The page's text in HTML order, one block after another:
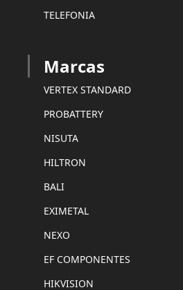
TELEFONIA
Marcas
VERTEX STANDARD
PROBATTERY
NISUTA
HILTRON
BALI
EXIMETAL
NEXO
EF COMPONENTES
HIKVISION